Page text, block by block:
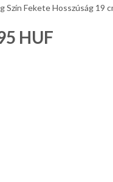
Szín Fekete Hosszúság 19
HUF